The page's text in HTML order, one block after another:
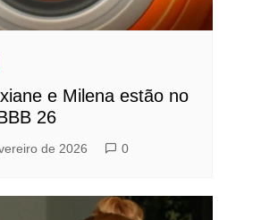
e Milena estão no
26
de 2026 0